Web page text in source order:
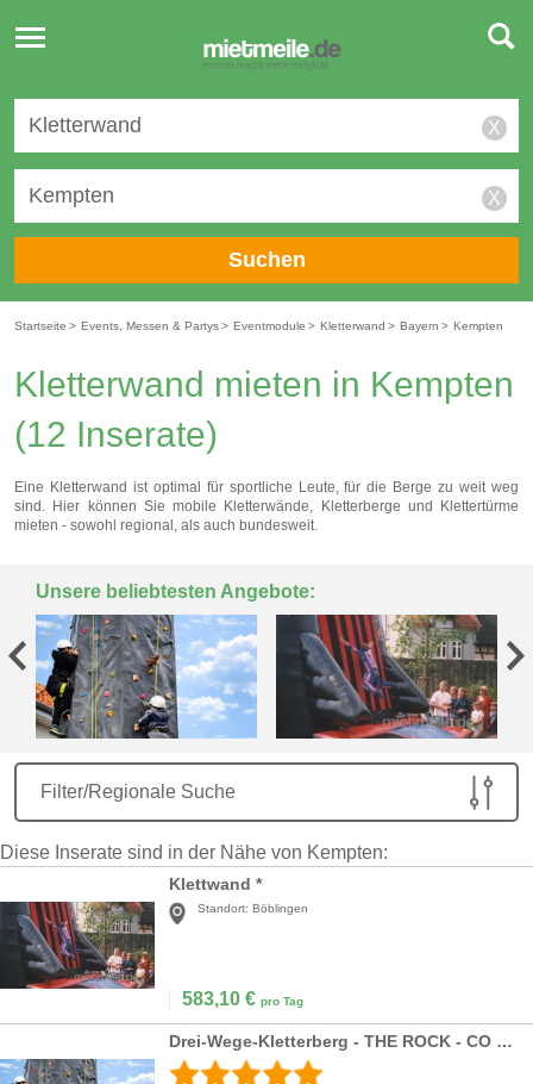
Toggle
navigation
X
X
Suchen
Startseite > Events, Messen & Partys> Eventmodule > Kletterwand > Bayern > Kempten
Kletterwand mieten in Kempten
(12 Inserate)
Eine Kletterwand ist optimal für sportliche Leute, für die Berge zu weit weg
sind. Hier können Sie mobile Kletterwände, Kletterberge und Klettertürme
mieten - sowohl regional, als auch bundesweit.
Unsere beliebtesten Angebote:
Filter/Regionale Suche
Diese Inserate sind in der Nähe von Kempten:
Klettwand *
Standort: Böblingen
583,10 € pro Tag
Drei-Wege-Kletterberg - THE ROCK - CO 2 neutral - green event modul